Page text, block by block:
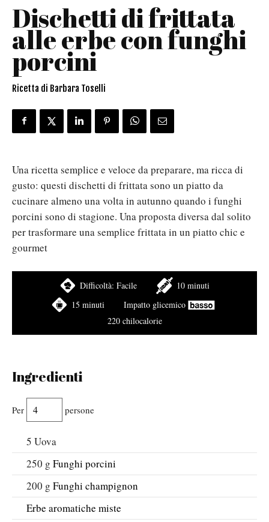
Dischetti di frittata
alle erbe con funghi
porcini
Ricetta di Barbara Toselli
Una ricetta semplice e veloce da preparare, ma ricca di
gusto: questi dischetti di frittata sono un piatto da
cucinare almeno una volta in autunno quando i funghi
porcini sono di stagione. Una proposta diversa dal solito
per trasformare una semplice frittata in un piatto chic e
gourmet
Difficoltà: Facile
10 minuti
15 minuti
Impatto glicemico
220 chilocalorie
Ingredienti
Per persone
5 Uova
250 g Funghi porcini
200 g Funghi champignon
Erbe aromatiche miste